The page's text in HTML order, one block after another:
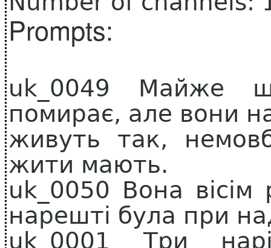
Prompts:
uk_0049 Майже
помирає, але вони
живуть так,
жити мають.
uk_0050 Вона вісім
нарешті була при
uk_0001 Три